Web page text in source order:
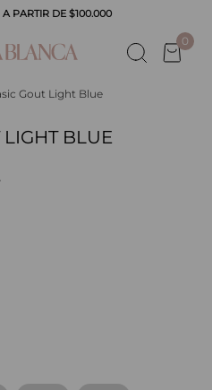
A PARTIR DE $100.000
0
Gout Light Blue
BLUE